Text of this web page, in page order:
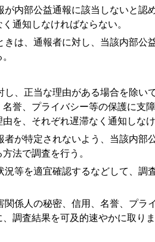
内部公益通報に該当しないと認
通知しなければならない。
は、通報者に対し、当該内部公
、正当な理由がある場合を除い
誉、プライバシー等の保護に支
を、それぞれ遅滞なく通知しなけ
が特定されないよう、当該内部
法で調査を行う。
等を適宜確認するなどして、調
係人の秘密、信用、名誉、プラ
調査結果を可及的速やかに取り